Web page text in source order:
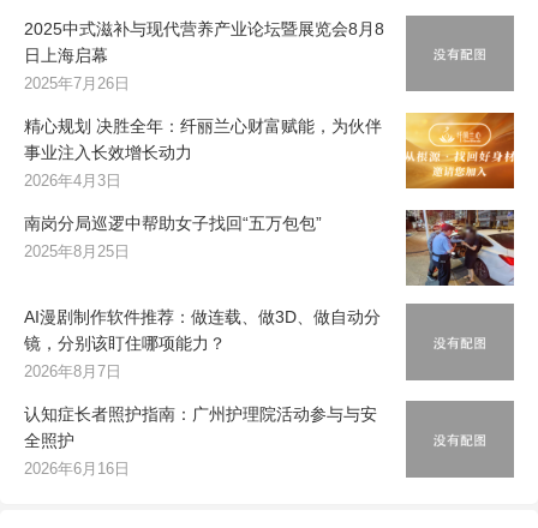
2025中式滋补与现代营养产业论坛暨展览会8月8
日上海启幕
2025年7月26日
精心规划 决胜全年：纤丽兰心财富赋能，为伙伴
事业注入长效增长动力
2026年4月3日
南岗分局巡逻中帮助女子找回“五万包包”
2025年8月25日
AI漫剧制作软件推荐：做连载、做3D、做自动分
镜，分别该盯住哪项能力？
2026年8月7日
认知症长者照护指南：广州护理院活动参与与安
全照护
2026年6月16日